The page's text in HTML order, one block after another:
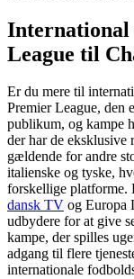
League til
Er du mere til
Premier League, den
publikum, og kampe
der har de eksklusive
gældende for andre
italienske og tyske,
forskellige platforme.
dansk TV og Europa
udbydere for at give
kampe, der spilles
adgang til flere
internationale